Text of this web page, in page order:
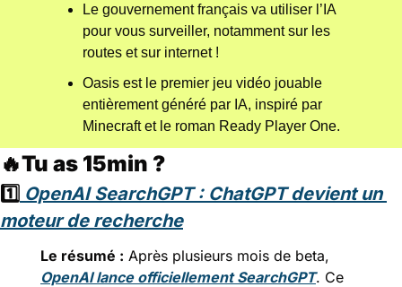
Le gouvernement français va utiliser l’IA
pour vous surveiller, notamment sur les
routes et sur internet !
Oasis est le premier jeu vidéo jouable
entièrement généré par IA, inspiré par
Minecraft et le roman Ready Player One.
🔥Tu as 15min ?
1️⃣ OpenAI SearchGPT : ChatGPT devient un
moteur de recherche
Le résumé :
OpenAI lance officiellement SearchGPT. Ce